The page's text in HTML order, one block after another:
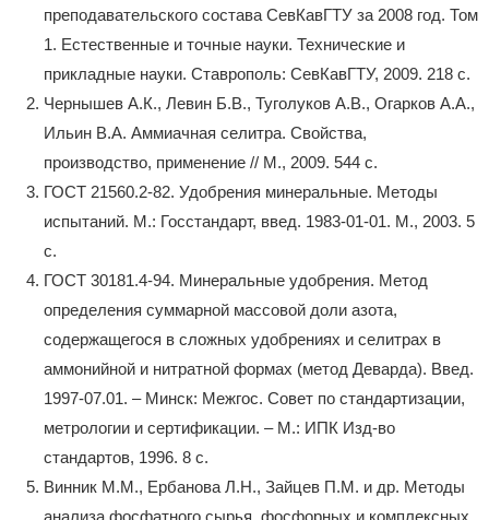
преподавательского состава СевКавГТУ за 2008 год. Том
1. Естественные и точные науки. Технические и
прикладные науки. Ставрополь: СевКавГТУ, 2009. 218 с.
Чернышев А.К., Левин Б.В., Туголуков А.В., Огарков А.А.,
Ильин В.А. Аммиачная селитра. Свойства,
производство, применение // М., 2009. 544 с.
ГОСТ 21560.2-82. Удобрения минеральные. Методы
испытаний. М.: Госстандарт, введ. 1983-01-01. М., 2003. 5
с.
ГОСТ 30181.4-94. Mинеральные удобрения. Метод
определения суммарной массовой доли азота,
содержащегося в сложных удобрениях и селитрах в
аммонийной и нитратной формах (метод Деварда). Введ.
1997-07.01. – Минск: Межгос. Совет по стандартизации,
метрологии и сертификации. – М.: ИПК Изд-во
стандартов, 1996. 8 с.
Винник М.М., Ербанова Л.Н., Зайцев П.М. и др. Методы
анализа фосфатного сырья, фосфорных и комплексных